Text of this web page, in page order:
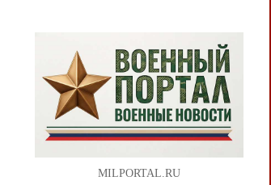
MILPORTAL.RU